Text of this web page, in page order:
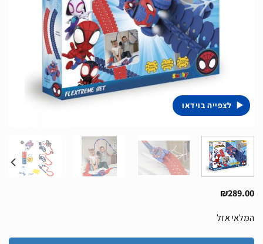
לצפייה בוידאו
₪289.00
המלאי אזל